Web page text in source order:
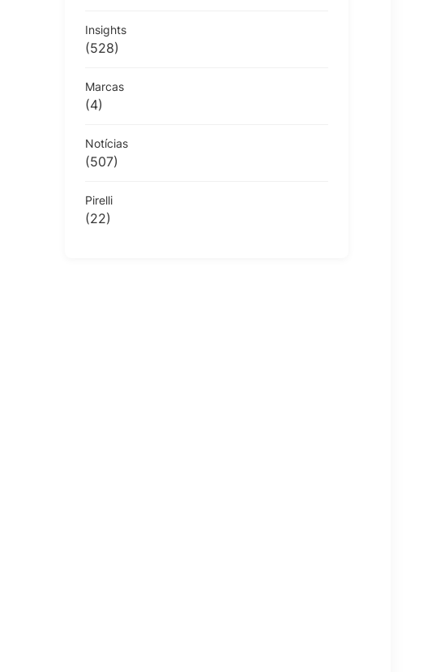
Insights
(528)
Marcas
(4)
Notícias
(507)
Pirelli
(22)